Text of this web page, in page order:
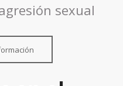
sexual